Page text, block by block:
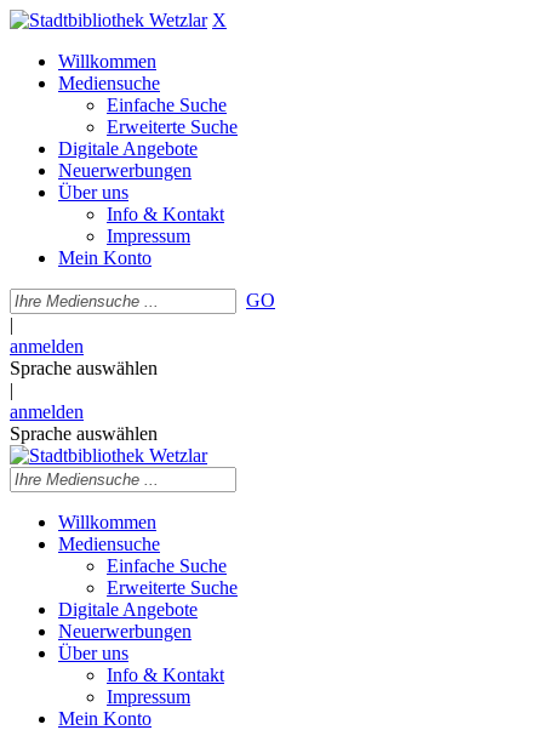
X
Willkommen
Mediensuche
Einfache Suche
Erweiterte Suche
Digitale Angebote
Neuerwerbungen
Über uns
Info & Kontakt
Impressum
Mein Konto
GO
|
anmelden
Sprache auswählen
|
anmelden
Sprache auswählen
Willkommen
Mediensuche
Einfache Suche
Erweiterte Suche
Digitale Angebote
Neuerwerbungen
Über uns
Info & Kontakt
Impressum
Mein Konto